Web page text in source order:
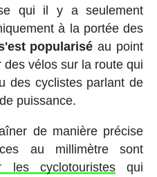
qui il y a seulement
à la portée des
popularisé au point
vélos sur la route qui
des cyclistes parlant de
puissance.
de manière précise
au millimètre sont
les cyclotouristesqui